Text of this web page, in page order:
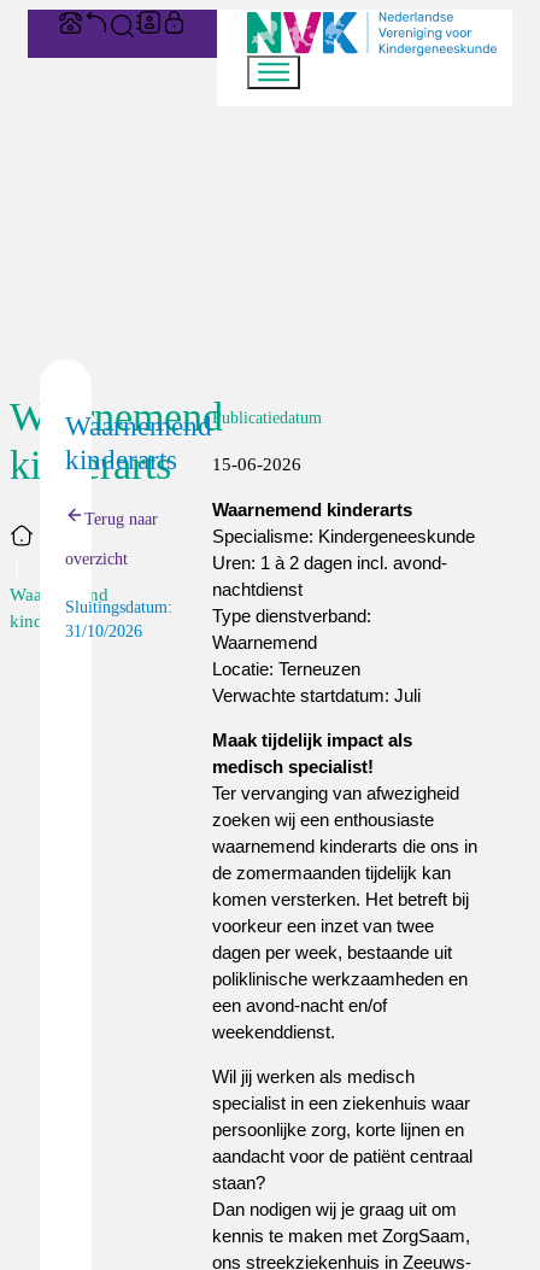
Waarnemend
kinderarts
Home
Waarnemend
kind...
Waarnemend
kinderarts
Terug naar
overzicht
Sluitingsdatum:
31/10/2026
Publicatiedatum
15-06-2026
Waarnemend kinderarts
Specialisme: Kindergeneeskunde
Uren: 1 à 2 dagen incl. avond-
nachtdienst
Type dienstverband:
Waarnemend
Locatie: Terneuzen
Verwachte startdatum: Juli
Maak tijdelijk impact als
medisch specialist!
Ter vervanging van afwezigheid
zoeken wij een enthousiaste
waarnemend kinderarts die ons in
de zomermaanden tijdelijk kan
komen versterken. Het betreft bij
voorkeur een inzet van twee
dagen per week, bestaande uit
poliklinische werkzaamheden en
een avond-nacht en/of
weekenddienst.
Wil jij werken als medisch
specialist in een ziekenhuis waar
persoonlijke zorg, korte lijnen en
aandacht voor de patiënt centraal
staan?
Dan nodigen wij je graag uit om
kennis te maken met ZorgSaam,
ons streekziekenhuis in Zeeuws-